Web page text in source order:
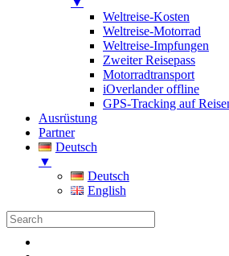
Weltreise-Kosten
Weltreise-Motorrad
Weltreise-Impfungen
Zweiter Reisepass
Motorradtransport
iOverlander offline
GPS-Tracking auf
Ausrüstung
Partner
Deutsch
▼
Deutsch
English